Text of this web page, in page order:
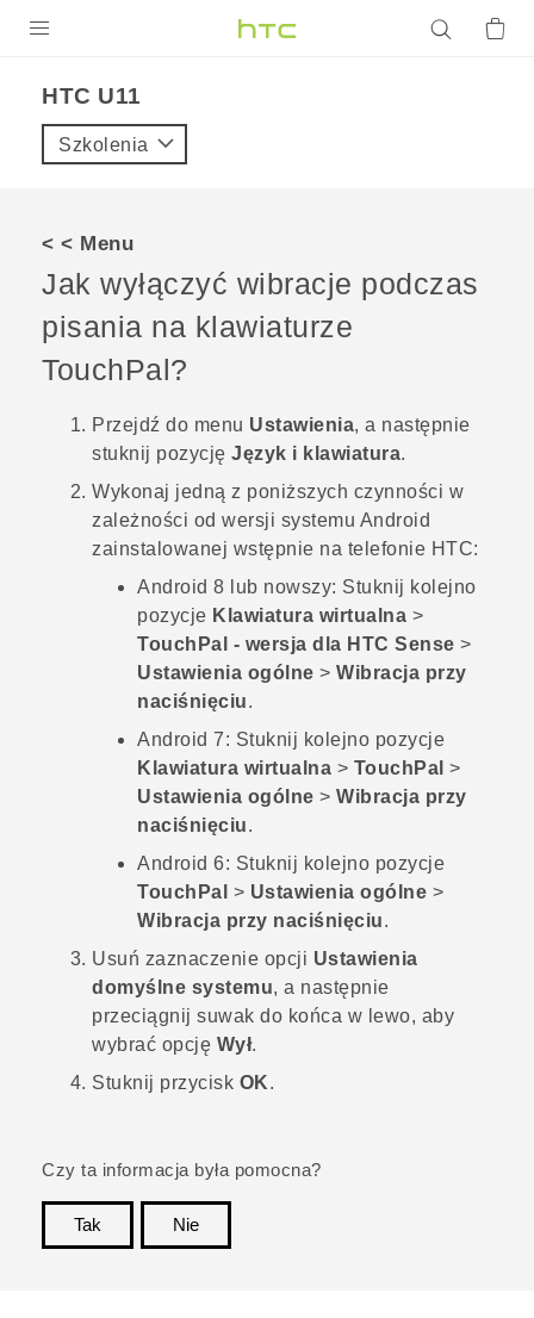
VIVE
VIVERSE
POMOC TECHNICZNA
Urządzenia i akcesoria HTC
Zaloguj się
HTC U11‎
Szkolenia
< < Menu
Jak wyłączyć wibracje podczas
pisania na klawiaturze
TouchPal ?
Przejdź do menu Ustawienia, a następnie
stuknij pozycję Język i klawiatura.
Wykonaj jedną z poniższych czynności w
zależności od wersji systemu Android
zainstalowanej wstępnie na telefonie HTC:
Android 8 lub nowszy: Stuknij kolejno
pozycje Klawiatura wirtualna >
TouchPal - wersja dla HTC Sense >
Ustawienia ogólne > Wibracja przy
naciśnięciu.
Android 7: Stuknij kolejno pozycje
Klawiatura wirtualna > TouchPal >
Ustawienia ogólne > Wibracja przy
naciśnięciu.
Android 6: Stuknij kolejno pozycje
TouchPal > Ustawienia ogólne >
Wibracja przy naciśnięciu.
Usuń zaznaczenie opcji Ustawienia
domyślne systemu, a następnie
przeciągnij suwak do końca w lewo, aby
wybrać opcję Wył.
Stuknij przycisk OK.
Czy ta informacja była pomocna?
Tak
Nie